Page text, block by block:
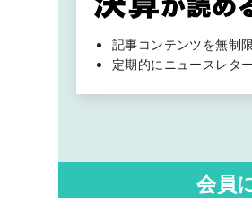
記事コンテンツを無制
定期的にニュースレタ
会員